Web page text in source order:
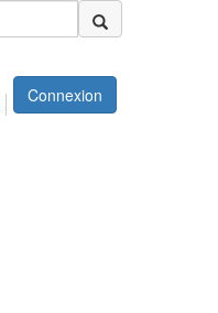
Connexion